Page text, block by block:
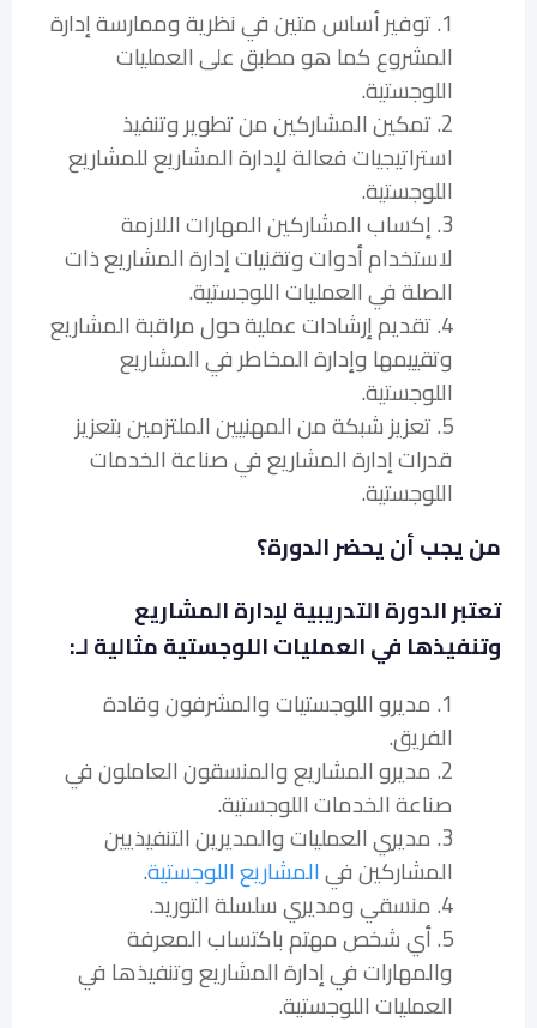
1. توفير أساس متين في نظرية وممارسة إدارة
المشروع كما هو مطبق على العمليات
اللوجستية.
2. تمكين المشاركين من تطوير وتنفيذ
استراتيجيات فعالة لإدارة المشاريع للمشاريع
اللوجستية.
3. إكساب المشاركين المهارات اللازمة
لاستخدام أدوات وتقنيات إدارة المشاريع ذات
الصلة في العمليات اللوجستية.
4. تقديم إرشادات عملية حول مراقبة المشاريع
وتقييمها وإدارة المخاطر في المشاريع
اللوجستية.
5. تعزيز شبكة من المهنيين الملتزمين بتعزيز
قدرات إدارة المشاريع في صناعة الخدمات
اللوجستية.
من يجب أن يحضر الدورة؟
تعتبر الدورة التدريبية لإدارة المشاريع
وتنفيذها في العمليات اللوجستية مثالية لـ:
1. مديرو اللوجستيات والمشرفون وقادة
الفريق.
2. مديرو المشاريع والمنسقون العاملون في
صناعة الخدمات اللوجستية.
3. مديري العمليات والمديرين التنفيذيين
المشاركين فيالمشاريع اللوجستية.
4. منسقي ومديري سلسلة التوريد.
5. أي شخص مهتم باكتساب المعرفة
والمهارات في إدارة المشاريع وتنفيذها في
العمليات اللوجستية.